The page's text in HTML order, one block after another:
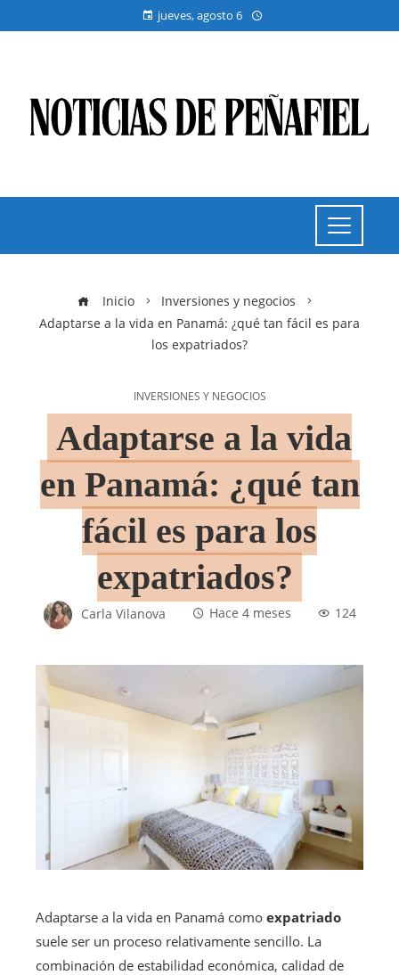
jueves, agosto 6
Inicio
Inversiones y negocios
Adaptarse a la vida en Panamá: ¿qué tan fácil es para
los expatriados?
INVERSIONES Y NEGOCIOS
Adaptarse a la vida
en Panamá: ¿qué tan
fácil es para los
expatriados?
Carla Vilanova Hace 4 meses 124
Adaptarse a la vida en Panamá como expatriado
suele ser un proceso relativamente sencillo. La
combinación de estabilidad económica, calidad de